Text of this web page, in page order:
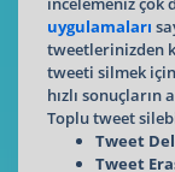
uygulamaları
tweetlerinizden
tweeti silmek
hızlı sonuçların
Toplu tweet
Tweet
Tweet